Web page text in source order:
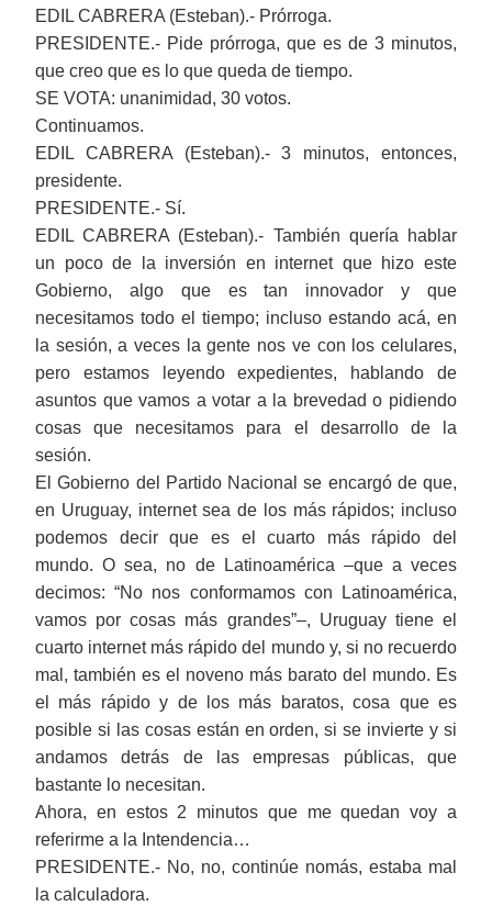
EDIL CABRERA (Esteban).- Prórroga.
PRESIDENTE.- Pide prórroga, que es de 3 minutos,
que creo que es lo que queda de tiempo.
SE VOTA: unanimidad, 30 votos.
Continuamos.
EDIL CABRERA (Esteban).- 3 minutos, entonces,
presidente.
PRESIDENTE.- Sí.
EDIL CABRERA (Esteban).- También quería hablar
un poco de la inversión en internet que hizo este
Gobierno, algo que es tan innovador y que
necesitamos todo el tiempo; incluso estando acá, en
la sesión, a veces la gente nos ve con los celulares,
pero estamos leyendo expedientes, hablando de
asuntos que vamos a votar a la brevedad o pidiendo
cosas que necesitamos para el desarrollo de la
sesión.
El Gobierno del Partido Nacional se encargó de que,
en Uruguay, internet sea de los más rápidos; incluso
podemos decir que es el cuarto más rápido del
mundo. O sea, no de Latinoamérica ‒que a veces
decimos: “No nos conformamos con Latinoamérica,
vamos por cosas más grandes”‒, Uruguay tiene el
cuarto internet más rápido del mundo y, si no recuerdo
mal, también es el noveno más barato del mundo. Es
el más rápido y de los más baratos, cosa que es
posible si las cosas están en orden, si se invierte y si
andamos detrás de las empresas públicas, que
bastante lo necesitan.
Ahora, en estos 2 minutos que me quedan voy a
referirme a la Intendencia…
PRESIDENTE.- No, no, continúe nomás, estaba mal
la calculadora.